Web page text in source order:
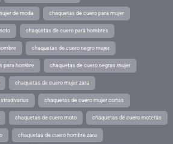
de moda chaquetas de cuero para mujer
chaquetas de cuero para hombres
chaquetas de cuero negro mujer
para hombre chaquetas de cuero negras mujer
chaquetas de cuero mujer zara
chaquetas de cuero mujer cortas
chaquetas de cuero moto chaquetas de cuero moteras
chaquetas de cuero hombre zara